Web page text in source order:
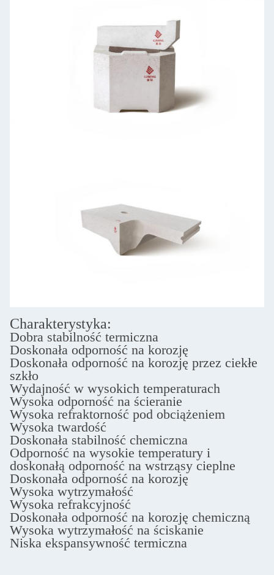
Charakterystyka:
Dobra stabilność termiczna
Doskonała odporność na korozję
Doskonała odporność na korozję przez ciekłe
szkło
Wydajność w wysokich temperaturach
Wysoka odporność na ścieranie
Wysoka refraktorność pod obciążeniem
Wysoka twardość
Doskonała stabilność chemiczna
Odporność na wysokie temperatury i
doskonałą odporność na wstrząsy cieplne
Doskonała odporność na korozję
Wysoka wytrzymałość
Wysoka refrakcyjność
Doskonała odporność na korozję chemiczną
Wysoka wytrzymałość na ściskanie
Niska ekspansywność termiczna